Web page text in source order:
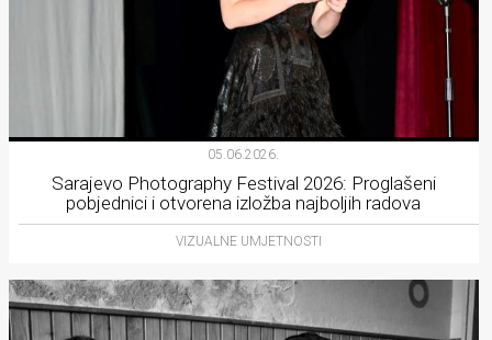
05.06.2026.
Sarajevo Photography Festival 2026: Proglašeni
pobjednici i otvorena izložba najboljih radova
VIZUALNE UMJETNOSTI